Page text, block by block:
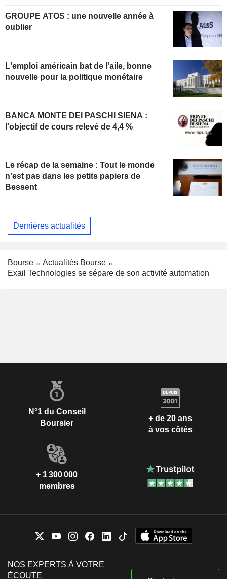
GROUPE ATOS : une nouvelle année à
oublier
L'emploi américain bat de l'aile, bonne
nouvelle pour la politique monétaire
BANCA MONTE DEI PASCHI SIENA :
l'objectif de cours relevé de 4,4 %
Le récap de la semaine : Tout le monde
n'est pas dans les petits papiers de
Bessent
Dernières actualités
Bourse
Actualités Bourse
Exail Technologies se sépare de son activité automation
N°1 du Conseil
Boursier
+ de 20 ans
à vos côtés
+ 1 300 000
membres
NOS EXPERTS À VOTRE
ÉCOUTE